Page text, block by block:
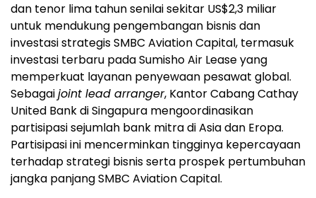
dan tenor lima tahun senilai sekitar US$2,3 miliar
untuk mendukung pengembangan bisnis dan
investasi strategis SMBC Aviation Capital, termasuk
investasi terbaru pada Sumisho Air Lease yang
memperkuat layanan penyewaan pesawat global.
Sebagaijoint lead arranger, Kantor Cabang Cathay
United Bank di Singapura mengoordinasikan
partisipasi sejumlah bank mitra di Asia dan Eropa.
Partisipasi ini mencerminkan tingginya kepercayaan
terhadap strategi bisnis serta prospek pertumbuhan
jangka panjang SMBC Aviation Capital.